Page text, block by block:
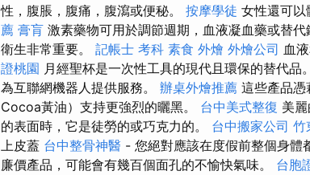
性，腹脹，腹痛，腹瀉或便秘。 按摩學徒 女性還可以
薦 膏肓 激素藥物可用於調節週期，血液凝血藥或替代
衛生非常重要。 記帳士 考科 素食 外燴 外燴公司 血
證桃園 月經聖杯是一次性工具的現代且環保的替代
為互聯網機器人提供服務。 辦桌外燴推薦 這些產品憑
Cocoa黃油）支持更強烈的曬黑。 台中美式整復 美
的表面時，它是徒勞的或巧克力的。 台中搬家公司 竹
上皮蓋 台中整骨神醫 - 您絕對應該在度假前整個身體
廉價產品，可能會有幾百個面孔的不愉快氣味。 台胞